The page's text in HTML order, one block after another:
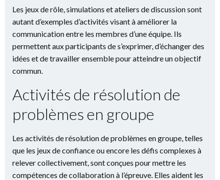
Les jeux de rôle, simulations et ateliers de discussion sont
autant d’exemples d’activités visant à améliorer la
communication entre les membres d’une équipe. Ils
permettent aux participants de s’exprimer, d’échanger des
idées et de travailler ensemble pour atteindre un objectif
commun.
Activités de résolution de
problèmes en groupe
Les activités de résolution de problèmes en groupe, telles
que les jeux de confiance ou encore les défis complexes à
relever collectivement, sont conçues pour mettre les
compétences de collaboration à l’épreuve. Elles aident les